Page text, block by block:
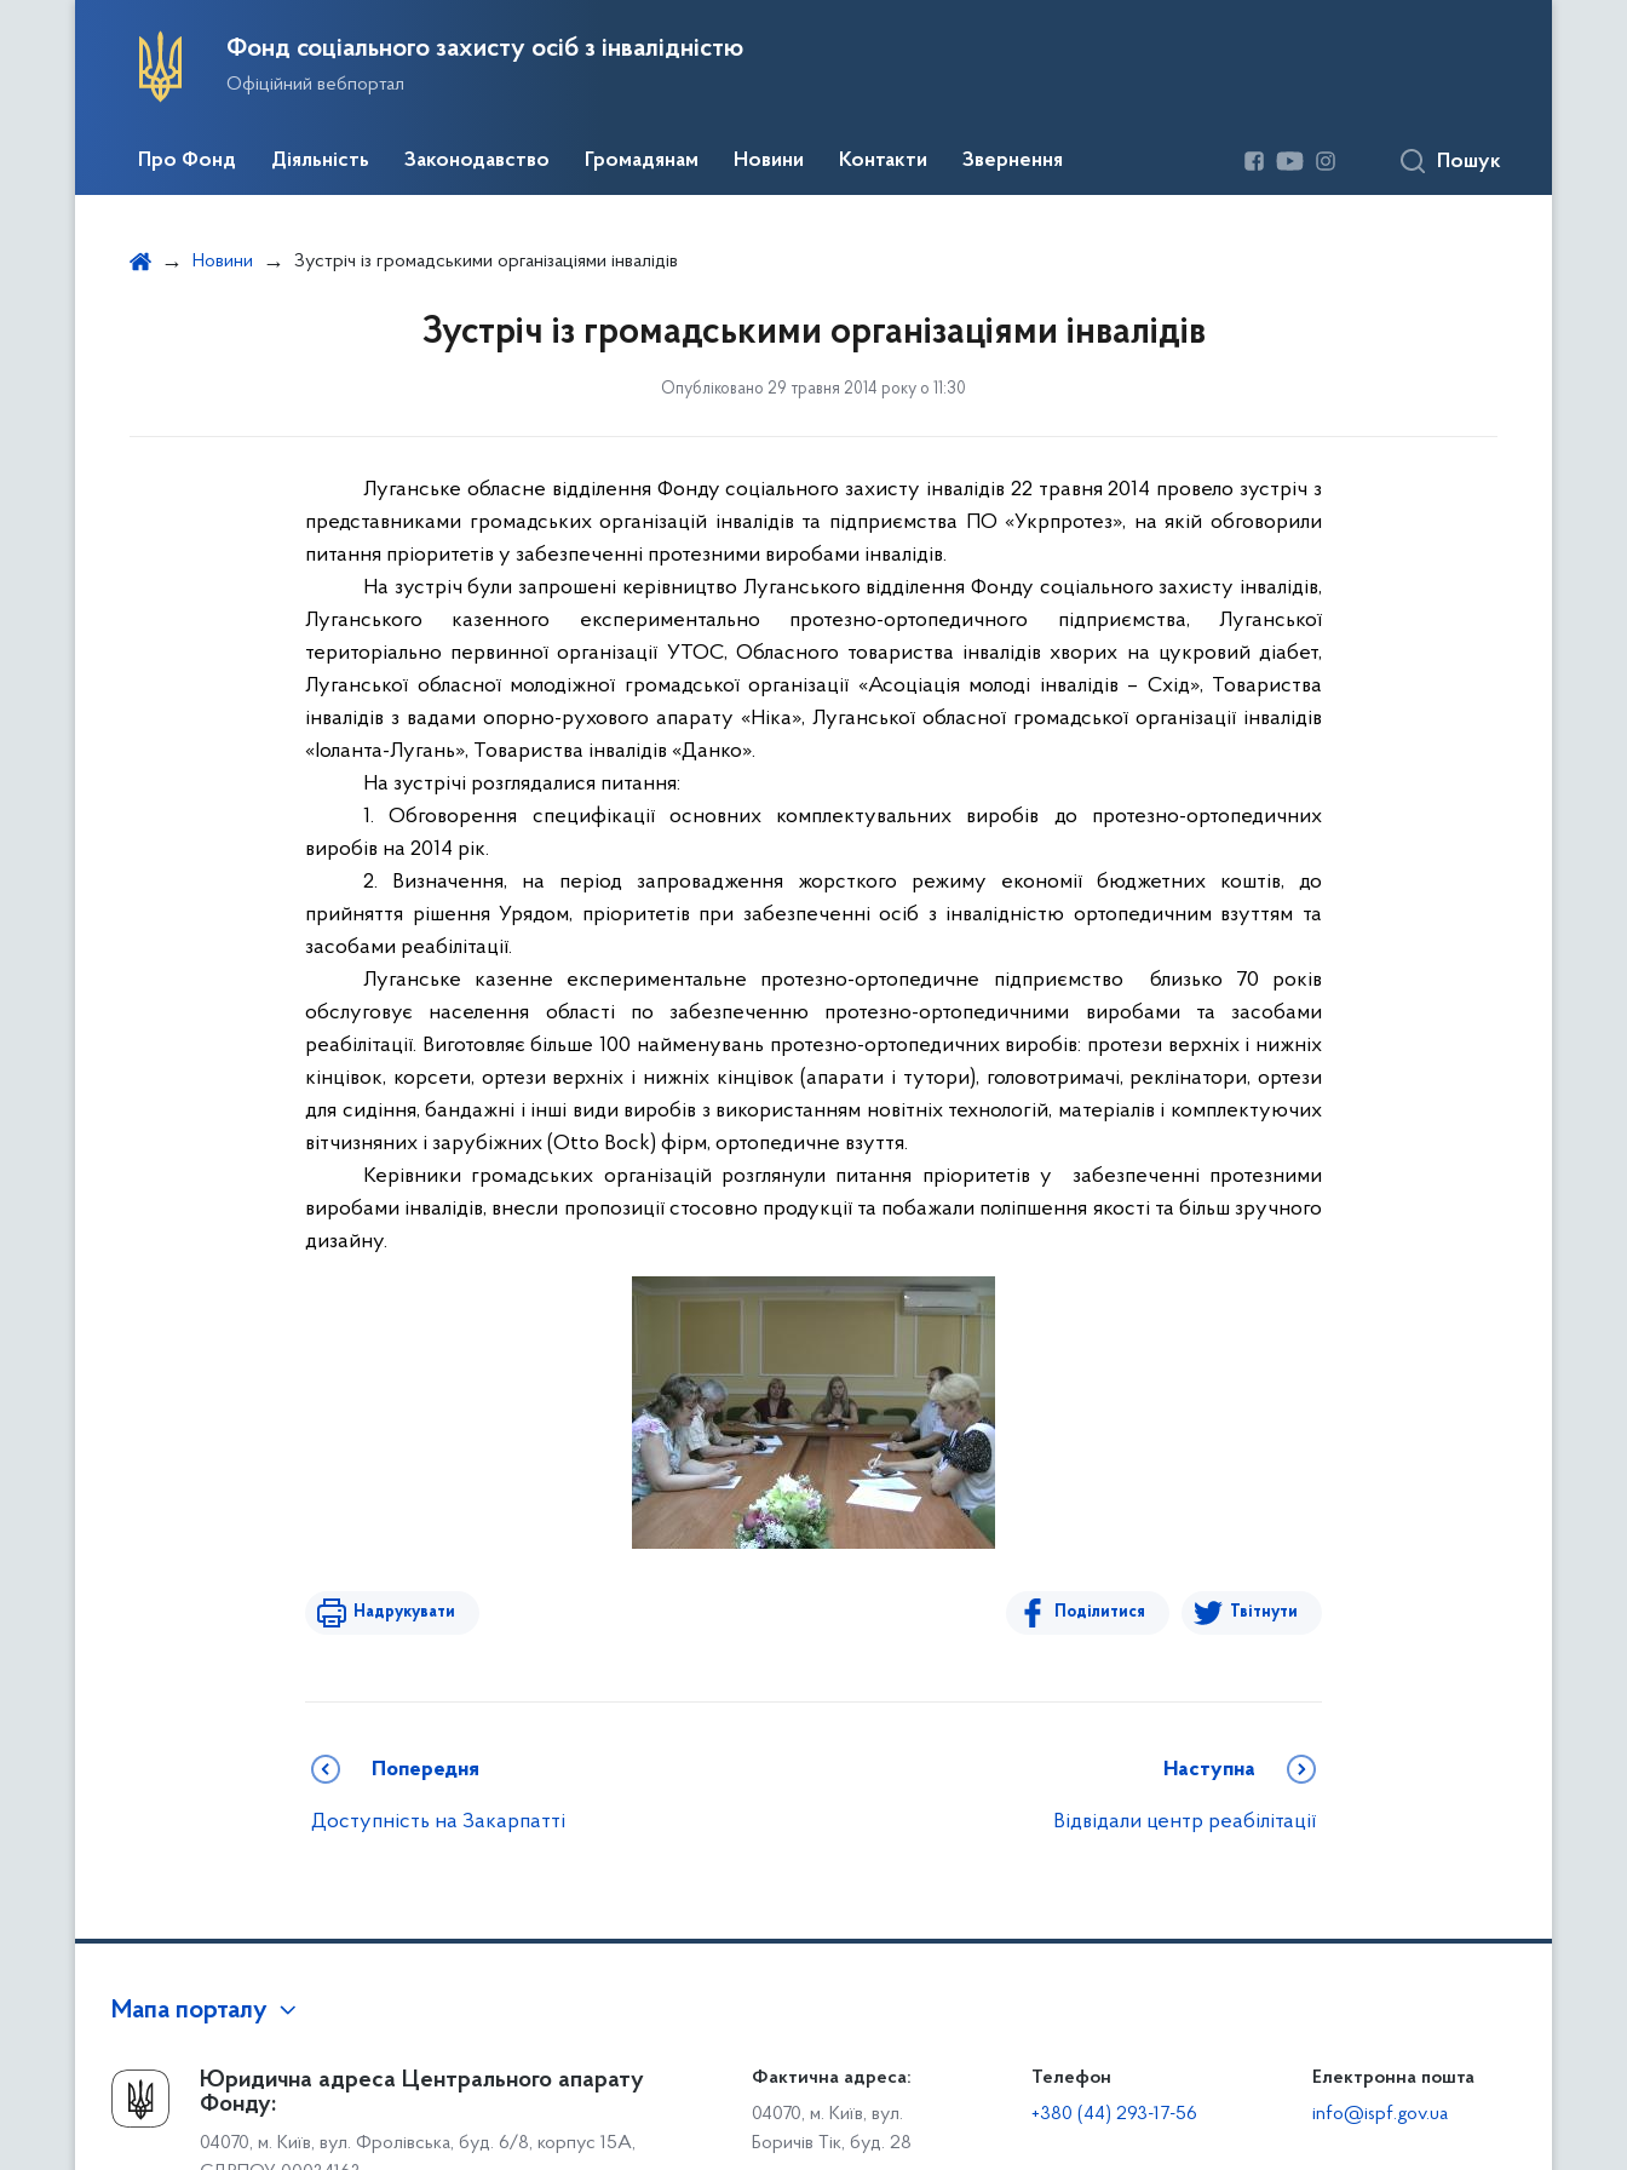
Фонд соціального захисту осіб з інвалідністю
Офіційний вебпортал
Про Фонд Діяльність Законодавство Громадянам Новини Контакти Звернення Пошук
Новини Зустріч із громадськими організаціями інвалідів
Зустріч із громадськими організаціями інвалідів
Опубліковано 29 травня 2014 року о 11:30
Луганське обласне відділення Фонду соціального захисту інвалідів 22 травня 2014 провело зустріч з
представниками громадських організацій інвалідів та підприємства ПО «Укрпротез», на якій обговорили
питання пріоритетів у забезпеченні протезними виробами інвалідів.
На зустріч були запрошені керівництво Луганського відділення Фонду соціального захисту інвалідів,
Луганського казенного експериментально протезно-ортопедичного підприємства, Луганської
територіально первинної організації УТОС, Обласного товариства інвалідів хворих на цукровий діабет,
Луганської обласної молодіжної громадської організації «Асоціація молоді інвалідів – Схід», Товариства
інвалідів з вадами опорно-рухового апарату «Ніка», Луганської обласної громадської організації інвалідів
«Іоланта-Лугань», Товариства інвалідів «Данко».
На зустрічі розглядалися питання:
1. Обговорення специфікації основних комплектувальних виробів до протезно-ортопедичних
виробів на 2014 рік.
2. Визначення, на період запровадження жорсткого режиму економії бюджетних коштів, до
прийняття рішення Урядом, пріоритетів при забезпеченні осіб з інвалідністю ортопедичним взуттям та
засобами реабілітації.
Луганське казенне експериментальне протезно-ортопедичне підприємство
близько 70 років
обслуговує населення області по забезпеченню протезно-ортопедичними виробами та засобами
реабілітації. Виготовляє більше 100 найменувань протезно-ортопедичних виробів: протези верхніх і нижніх
кінцівок, корсети, ортези верхніх і нижніх кінцівок (апарати і тутори), головотримачі, реклінатори, ортези
для сидіння, бандажні і інші види виробів з використанням новітніх технологій, матеріалів і комплектуючих
вітчизняних і зарубіжних (Otto Bock) фірм, ортопедичне взуття.
Керівники громадських організацій розглянули питання пріоритетів у
забезпеченні протезними
виробами інвалідів, внесли пропозиції стосовно продукції та побажали поліпшення якості та більш зручного
дизайну.
Надрукувати Поділитися Твітнути
Попередня
Доступність на Закарпатті
Наступна
Відвідали центр реабілітації
Мапа порталу
Про Фонд
Керівництво
Структура Фонду
Громадянам
Доступ до публічної інформації
Звіти щодо роботи із запитами на отримання публічної
Діяльність
Роботодавцям
Юридична адреса Центрального апарату
Фонду:
04070, м. Київ, вул. Фролівська, буд. 6/8, корпус 15А,
Фактична адреса:
04070, м. Київ, вул.
Боричів Тік, буд. 28
Телефон
+380 (44) 293-17-56
Електронна пошта
info@ispf.gov.ua